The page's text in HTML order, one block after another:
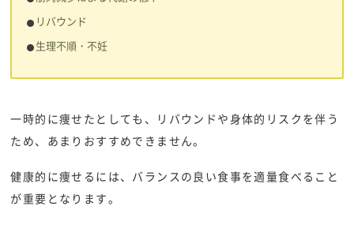
リバウンド
生理不順・不妊
一時的に痩せたとしても、リバウンドや身体的リスクを伴う
ため、あまりおすすめできません。
健康的に痩せるには、バランスの良い食事を適量食べること
が重要となります。